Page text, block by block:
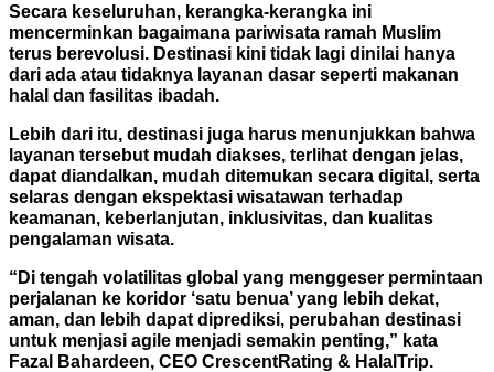
Secara keseluruhan, kerangka-kerangka ini
mencerminkan bagaimana pariwisata ramah Muslim
terus berevolusi. Destinasi kini tidak lagi dinilai hanya
dari ada atau tidaknya layanan dasar seperti makanan
halal dan fasilitas ibadah.
Lebih dari itu, destinasi juga harus menunjukkan bahwa
layanan tersebut mudah diakses, terlihat dengan jelas,
dapat diandalkan, mudah ditemukan secara digital, serta
selaras dengan ekspektasi wisatawan terhadap
keamanan, keberlanjutan, inklusivitas, dan kualitas
pengalaman wisata.
“Di tengah volatilitas global yang menggeser permintaan
perjalanan ke koridor ‘satu benua’ yang lebih dekat,
aman, dan lebih dapat diprediksi, perubahan destinasi
untuk menjasi agile menjadi semakin penting,” kata
Fazal Bahardeen, CEO CrescentRating & HalalTrip.